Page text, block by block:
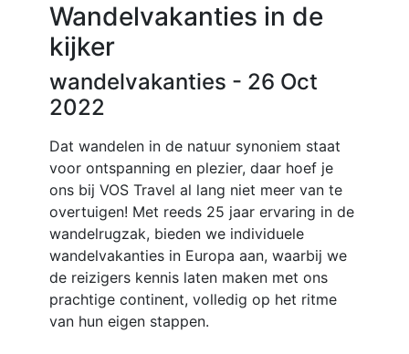
Wandelvakanties in de
kijker
wandelvakanties - 26 Oct
2022
Dat wandelen in de natuur synoniem staat
voor ontspanning en plezier, daar hoef je
ons bij VOS Travel al lang niet meer van te
overtuigen! Met reeds 25 jaar ervaring in de
wandelrugzak, bieden we individuele
wandelvakanties in Europa aan, waarbij we
de reizigers kennis laten maken met ons
prachtige continent, volledig op het ritme
van hun eigen stappen.